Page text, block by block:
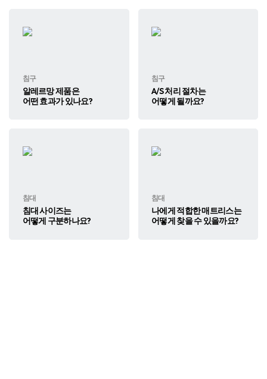
침구
알레르망 제품은
어떤 효과가 있나요?
침구
A/S 처리 절차는
어떻게 될까요?
침대
침대 사이즈는
어떻게 구분하나요?
침대
나에게 적합한 매트리스는
어떻게 찾을 수 있을까요?